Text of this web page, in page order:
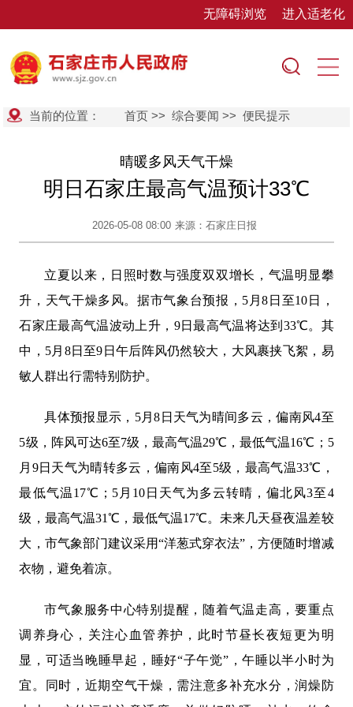
无障碍浏览 进入适老化
当前的位置： 首页 >>综合要闻 >>便民提示
晴暖多风天气干燥
明日石家庄最高气温预计33℃
2026-05-08 08:00 来源：石家庄日报
立夏以来，日照时数与强度双双增长，气温明显攀
升，天气干燥多风。据市气象台预报，5月8日至10日，
石家庄最高气温波动上升，9日最高气温将达到33℃。其
中，5月8日至9日午后阵风仍然较大，大风裹挟飞絮，易
敏人群出行需特别防护。
具体预报显示，5月8日天气为晴间多云，偏南风4至
5级，阵风可达6至7级，最高气温29℃，最低气温16℃；5
月9日天气为晴转多云，偏南风4至5级，最高气温33℃，
最低气温17℃；5月10日天气为多云转晴，偏北风3至4
级，最高气温31℃，最低气温17℃。未来几天昼夜温差较
大，市气象部门建议采用“洋葱式穿衣法”，方便随时增减
衣物，避免着凉。
市气象服务中心特别提醒，随着气温走高，要重点
调养身心，关注心血管养护，此时节昼长夜短更为明
显，可适当晚睡早起，睡好“子午觉”，午睡以半小时为
宜。同时，近期空气干燥，需注意多补充水分，润燥防